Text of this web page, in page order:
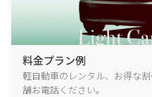
料金プラン例
軽自動車のレンタル、お得な
舗お電話ください。